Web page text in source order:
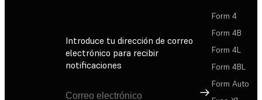
Introduce tu dirección de correo
electrónico para recibir
notificaciones
Suscribirse
Form 4
Form 4B
Form 4L
Form 4BL
Form Auto